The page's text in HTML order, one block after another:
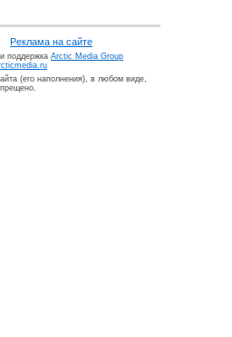
Реклама на сайте
поддержка Arctic Media Group
(его наполнения), в любом виде,